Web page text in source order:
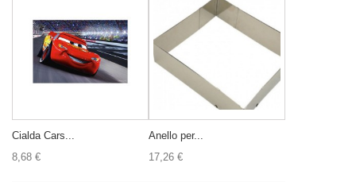
Cialda Cars...
8,68 €
Anello per...
17,26 €